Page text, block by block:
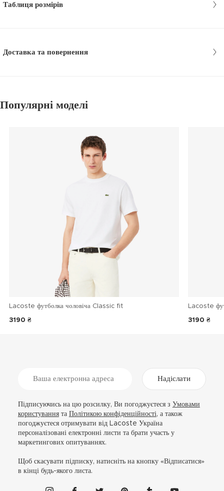
Таблиця розмірів
Доставка та повернення
Популярні моделі
Lacoste футболка чоловіча Classic fit
3190 ₴
Lacoste
3190 ₴
Надіслати
Підписуючись на цю розсилку, Ви погоджуєтеся з Умовами
користуваннята Політикою конфіденційності, а також
погоджуєтеся отримувати від Lacoste Україна
персоналізовані електронні листи та брати участь у
маркетингових опитуваннях.
Щоб скасувати підписку, натисніть на кнопку «Відписатися»
в кінці будь-якого листа.